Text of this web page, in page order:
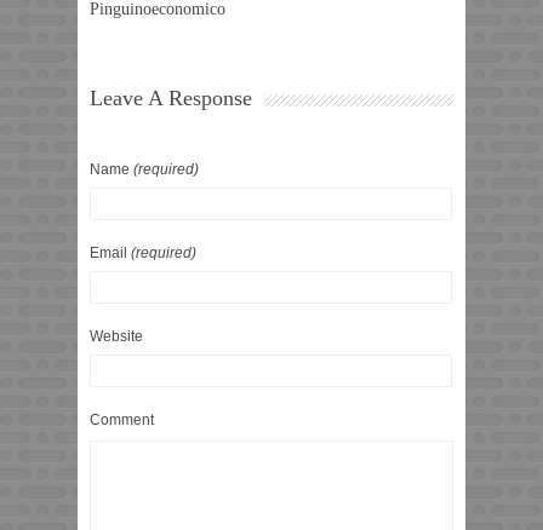
Pinguinoeconomico
Leave A Response
Name (required)
Email (required)
Website
Comment